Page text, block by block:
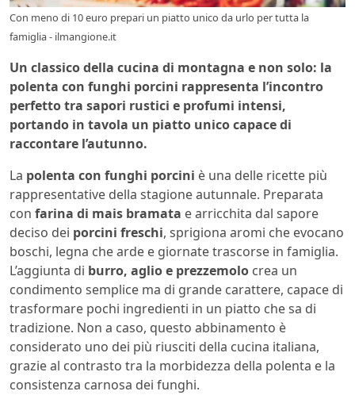
Con meno di 10 euro prepari un piatto unico da urlo per tutta la
famiglia - ilmangione.it
Un classico della cucina di montagna e non solo: la
polenta con funghi porcini rappresenta l’incontro
perfetto tra sapori rustici e profumi intensi,
portando in tavola un piatto unico capace di
raccontare l’autunno.
La polenta con funghi porcini è una delle ricette più
rappresentative della stagione autunnale. Preparata
con farina di mais bramata e arricchita dal sapore
deciso dei porcini freschi, sprigiona aromi che evocano
boschi, legna che arde e giornate trascorse in famiglia.
L’aggiunta di burro, aglio e prezzemolo crea un
condimento semplice ma di grande carattere, capace di
trasformare pochi ingredienti in un piatto che sa di
tradizione. Non a caso, questo abbinamento è
considerato uno dei più riusciti della cucina italiana,
grazie al contrasto tra la morbidezza della polenta e la
consistenza carnosa dei funghi.